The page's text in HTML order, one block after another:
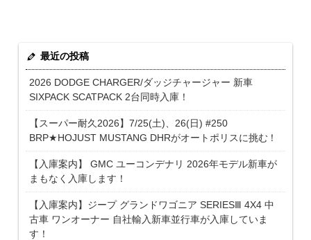
最近の投稿
2026 DODGE CHARGER/ダッジチャージャー 新車
SIXPACK SCATPACK 2台同時入庫！
【スーパー耐久2026】7/25(土)、26(日) #250
BRP★HOJUST MUSTANG DHRがオートポリスに挑む！
【入庫案内】 GMC ユーコンデナリ 2026年モデル新車が
まもなく入庫します！
【入庫案内】ジープ グランドワゴニア SERIESⅢ 4X4 中
古車 ワンオーナー 自社輸入新車並行車が入庫していま
す！